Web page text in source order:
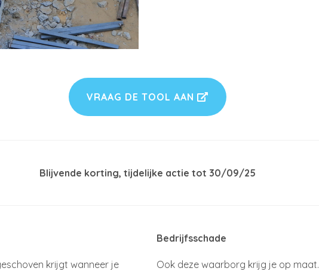
VRAAG DE TOOL AAN
Blijvende korting, tijdelijke actie tot 30/09/25
krijgt wanneer je
Bedrijfsschade
Ook deze waarborg krijg je op maat.